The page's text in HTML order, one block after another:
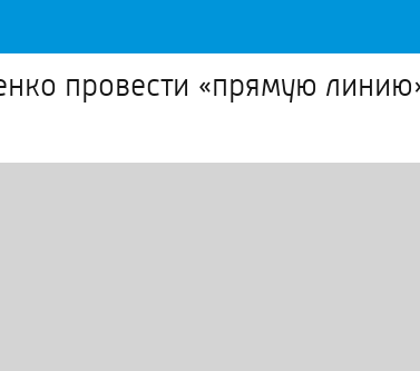
провести «прямую